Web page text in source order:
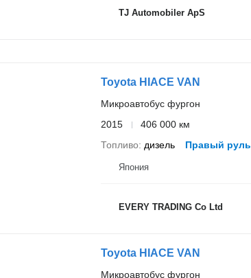
TJ Automobiler ApS
Toyota HIACE VAN
Микроавтобус фургон
2015
406 000 км
Топливо
дизель Правый руль
Япония
EVERY TRADING Co Ltd
Toyota HIACE VAN
Микроавтобус фургон